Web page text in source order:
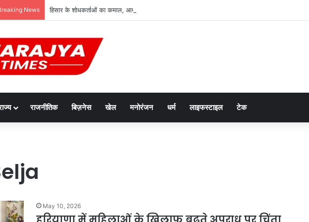
News हिसार के शोधकर्ताओं का कमाल, आम-जामुन से बनाई ‘जामरस’ शुगर-फ्री वाइन को मिला पेटेंट
राजनीतिक बिज़नेस खेल मनोरंजन धर्म लाइफस्टाइल टेक
May 10, 2026